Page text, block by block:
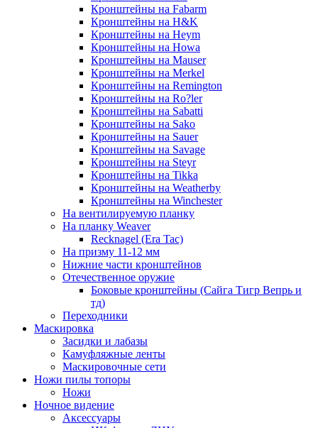
Кронштейны на Fabarm
Кронштейны на H&K
Кронштейны на Heym
Кронштейны на Howa
Кронштейны на Mauser
Кронштейны на Merkel
Кронштейны на Remington
Кронштейны на Ro?ler
Кронштейны на Sabatti
Кронштейны на Sako
Кронштейны на Sauer
Кронштейны на Savage
Кронштейны на Steyr
Кронштейны на Tikka
Кронштейны на Weatherby
Кронштейны на Winchester
На вентилируемую планку
На планку Weaver
Recknagel (Era Tac)
На призму 11-12 мм
Нижние части кронштейнов
Отечественное оружие
Боковые кронштейны (Сайга Тигр Вепрь и
тд)
Переходники
Маскировка
Засидки и лабазы
Камуфляжные ленты
Маскировочные сети
Ножи пилы топоры
Ножи
Ночное видение
Аксессуары